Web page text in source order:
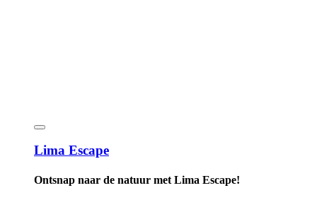
Lima Escape
Ontsnap naar de natuur met Lima Escape!